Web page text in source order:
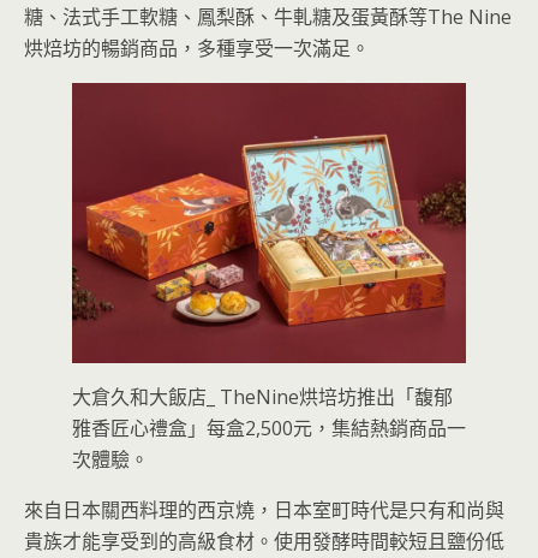
糖、法式手工軟糖、鳳梨酥、牛軋糖及蛋黃酥等The Nine
烘焙坊的暢銷商品，多種享受一次滿足。
大倉久和大飯店_ TheNine烘培坊推出「馥郁
雅香匠心禮盒」每盒2,500元，集結熱銷商品一
次體驗。
來自日本關西料理的西京燒，日本室町時代是只有和尚與
貴族才能享受到的高級食材。使用發酵時間較短且鹽份低